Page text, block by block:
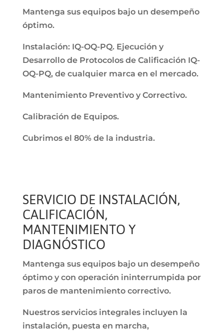
Mantenga sus equipos bajo un desempeño
óptimo.
Instalación: IQ-OQ-PQ. Ejecución y
Desarrollo de Protocolos de Calificación IQ-
OQ-PQ, de cualquier marca en el mercado.
Mantenimiento Preventivo y Correctivo.
Calibración de Equipos.
Cubrimos el 80% de la industria.
SERVICIO DE INSTALACIÓN,
CALIFICACIÓN,
MANTENIMIENTO Y
DIAGNÓSTICO
Mantenga sus equipos bajo un desempeño
óptimo y con operación ininterrumpida por
paros de mantenimiento correctivo.
Nuestros servicios integrales incluyen la
instalación, puesta en marcha,